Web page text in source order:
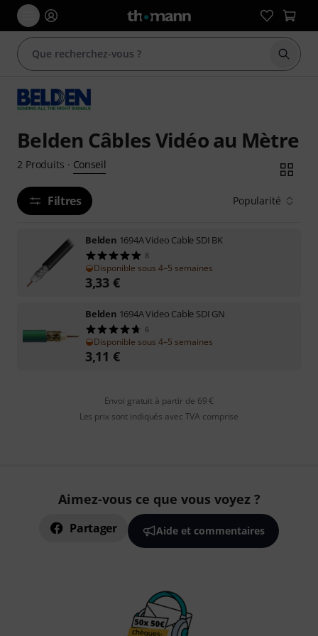
Belden Câbles Vidéo au Mètre
2 Produits · Conseil
Filtres Popularité
Belden 1694A Video Cable SDI BK
8
Disponible sous 4–5 semaines
3,33 €
Belden 1694A Video Cable SDI GN
6
Disponible sous 4–5 semaines
3,11 €
Envoi gratuit à partir de 69 €
Les prix sont indiqués avec TVA comprise
Aimez-vous ce que vous voyez ?
Partager Aide et commentaires